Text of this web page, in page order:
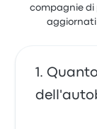
compagnie di
aggiornati